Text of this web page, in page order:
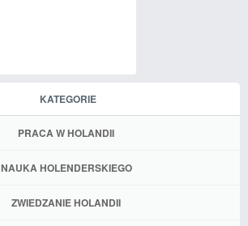
KATEGORIE
PRACA W HOLANDII
NAUKA HOLENDERSKIEGO
ZWIEDZANIE HOLANDII